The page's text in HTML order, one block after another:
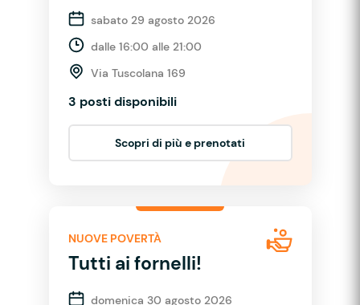
sabato 29 agosto 2026
dalle 16:00 alle 21:00
Via Tuscolana 169
3 posti disponibili
Scopri di più e prenotati
NUOVE POVERTÀ
Tutti ai fornelli!
domenica 30 agosto 2026